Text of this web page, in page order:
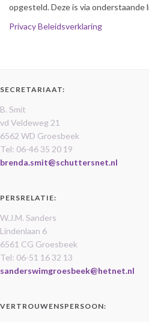
opgesteld. Deze is via onderstaande
Privacy Beleidsverklaring
SECRETARIAAT:
B. Smit
vd Veldeweg 21
6562 WD Groesbeek
Tel: 06-46 35 20 19
brenda.smit@schuttersnet.nl
PERSRELATIE:
W.J.M. Sanders
Lindenlaan 6
6561 CG Groesbeek
Tel: 06-51 16 32 13
sanderswimgroesbeek@hetnet.nl
VERTROUWENSPERSOON: